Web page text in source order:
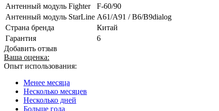
Антенный модуль Fighter
F-60/90
Антенный модуль StarLine A61/A91 / B6/B9dialog
Страна бренда
Китай
Гарантия
6
Добавить отзыв
Ваша оценка:
Опыт использования:
Менее месяца
Несколько месяцев
Несколько дней
Больше года